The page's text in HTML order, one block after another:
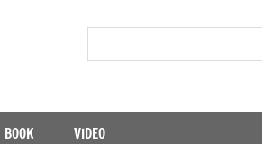
BOOK VIDEO